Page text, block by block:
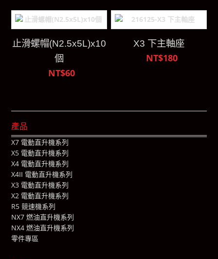
止滑螺帽(N2.5x5L)x10
個
NT$60
X3 下主軸座
NT$180
產品
X7 電動直升機系列
X5 電動直升機系列
X4 電動直升機系列
X4II 電動直升機系列
X3 電動直升機系列
X2 電動直升機系列
R5 競速機系列
NX7 燃油直升機系列
NX4 燃油直升機系列
零件專區